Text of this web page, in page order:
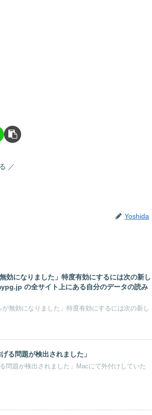
Yoshida
効になりました」特度有効にするには次の新し
の全サイト上にある自分のデータの読み
無効になりました」特度有効にするには次の新し
る問題が検出されました」
問題が検出されました」Macにて外付けしていた